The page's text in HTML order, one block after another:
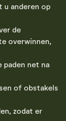
anderen op
de
overwinnen,
net na
of obstakels
zodat er